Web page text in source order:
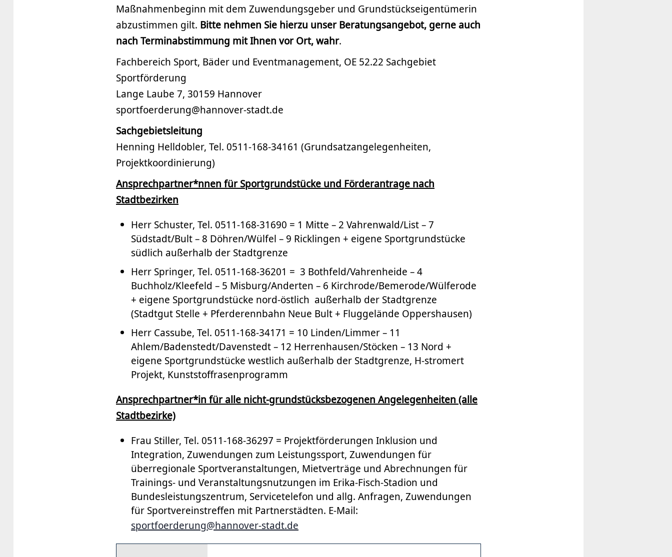
Maßnahmenbeginn mit dem Zuwendungsgeber und Grundstückseigentümerin
abzustimmen gilt. Bitte nehmen Sie hierzu unser Beratungsangebot, gerne auch
nach Terminabstimmung mit Ihnen vor Ort, wahr.
Fachbereich Sport, Bäder und Eventmanagement, OE 52.22 Sachgebiet
Sportförderung
Lange Laube 7, 30159 Hannover
sportfoerderung@hannover-stadt.de
Sachgebietsleitung
Henning Helldobler, Tel. 0511-168-34161 (Grundsatzangelegenheiten,
Projektkoordinierung)
Ansprechpartner*nnen für Sportgrundstücke und Förderantrage nach
Stadtbezirken
Herr Schuster, Tel. 0511-168-31690 = 1 Mitte – 2 Vahrenwald/List – 7
Südstadt/Bult – 8 Döhren/Wülfel – 9 Ricklingen + eigene Sportgrundstücke
südlich außerhalb der Stadtgrenze
Herr Springer, Tel. 0511-168-36201 = 3 Bothfeld/Vahrenheide – 4
Buchholz/Kleefeld – 5 Misburg/Anderten – 6 Kirchrode/Bemerode/Wülferode
+ eigene Sportgrundstücke nord-östlich außerhalb der Stadtgrenze
(Stadtgut Stelle + Pferderennbahn Neue Bult + Fluggelände Oppershausen)
Herr Cassube, Tel. 0511-168-34171 = 10 Linden/Limmer – 11
Ahlem/Badenstedt/Davenstedt – 12 Herrenhausen/Stöcken – 13 Nord +
eigene Sportgrundstücke westlich außerhalb der Stadtgrenze, H-stromert
Projekt, Kunststoffrasenprogramm
Ansprechpartner*in für alle nicht-grundstücksbezogenen Angelegenheiten (alle
Stadtbezirke)
Frau Stiller, Tel. 0511-168-36297 = Projektförderungen Inklusion und
Integration, Zuwendungen zum Leistungssport, Zuwendungen für
überregionale Sportveranstaltungen, Mietverträge und Abrechnungen für
Trainings- und Veranstaltungsnutzungen im Erika-Fisch-Stadion und
Bundesleistungszentrum, Servicetelefon und allg. Anfragen, Zuwendungen
für Sportvereinstreffen mit Partnerstädten. E-Mail:
sportfoerderung@hannover-stadt.de